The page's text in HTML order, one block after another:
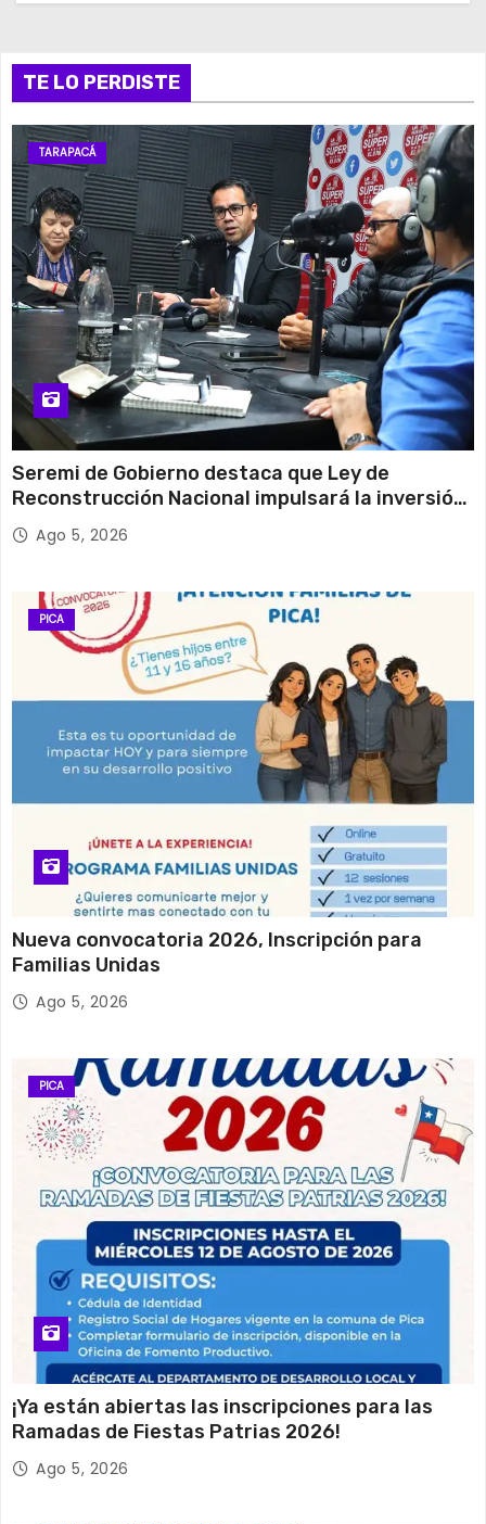
TE LO PERDISTE
TARAPACÁ
Seremi de Gobierno destaca que Ley de
Reconstrucción Nacional impulsará la inversión
y el empleo en Tarapacá
Ago 5, 2026
PICA
Nueva convocatoria 2026, Inscripción para
Familias Unidas
Ago 5, 2026
PICA
¡Ya están abiertas las inscripciones para las
Ramadas de Fiestas Patrias 2026!
Ago 5, 2026